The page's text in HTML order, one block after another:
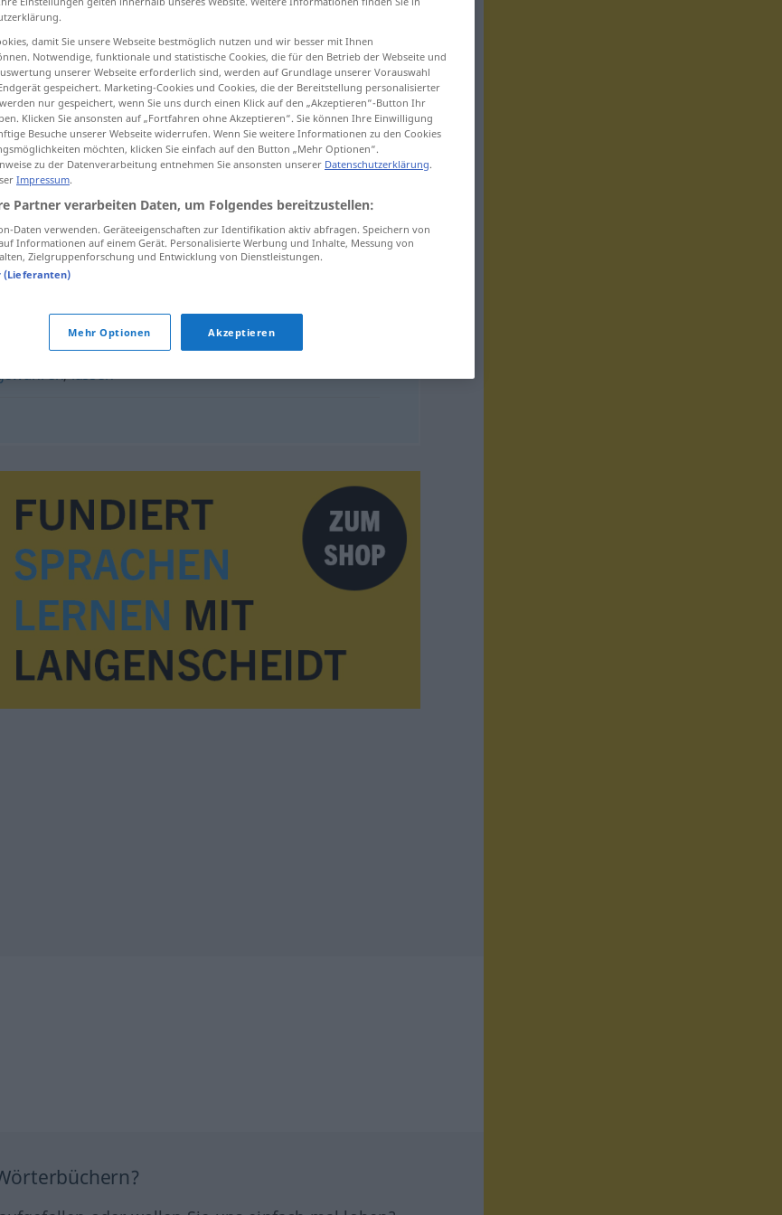
gestatten
,lassen
damit Sie unsere Webseite bestmöglich nutzen und wir besser mit Ihnen
Notwendige, funktionale und statistische Cookies, die für den Betrieb der Webseite und
unserer Webseite erforderlich sind, werden auf Grundlage unserer Vorauswahl
gespeichert. Marketing-Cookies und Cookies, die der Bereitstellung personalisierter
nur gespeichert, wenn Sie uns durch einen Klick auf den „Akzeptieren“-Button Ihr
Klicken Sie ansonsten auf „Fortfahren ohne Akzeptieren“. Sie können Ihre Einwilligung
Besuche unserer Webseite widerrufen. Wenn Sie weitere Informationen zu den Cookies
möchten, klicken Sie einfach auf den Button „Mehr Optionen“.
zu der Datenverarbeitung entnehmen Sie ansonsten unserer Datenschutzerklärung.
Impressum.
Partner verarbeiten Daten, um Folgendes bereitzustellen:
Daten verwenden. Geräteeigenschaften zur Identifikation aktiv abfragen. Speichern von
Informationen auf einem Gerät. Personalisierte Werbung und Inhalte, Messung von
Zielgruppenforschung und Entwicklung von Dienstleistungen.
(Lieferanten)
Mehr Optionen Akzeptieren